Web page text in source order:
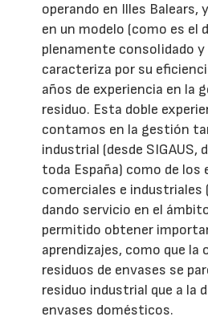
operando en Illes Balears,
en un modelo (como es el
plenamente consolidado y
caracteriza por su
años de experiencia en la
residuo. Esta doble
contamos en la gestión
industrial (desde SIGAUS,
toda España) como de los
comerciales e industriales
dando servicio en el
permitido obtener
aprendizajes, como que la
residuos de envases se
residuo industrial que a la
envases domésticos.